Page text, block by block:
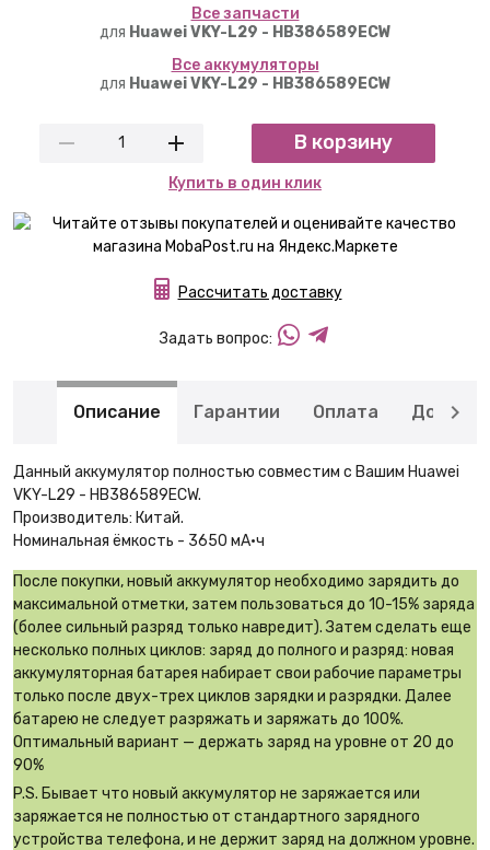
Вcе запчасти
для Huawei VKY-L29 - HB386589ECW
Вcе аккумуляторы
для Huawei VKY-L29 - HB386589ECW
В корзину
Купить в один клик
Рассчитать доставку
Задать вопрос:
Описание Гарантии Оплата
Данный аккумулятор полностью совместим с Вашим Huawei
VKY-L29 - HB386589ECW.
Производитель: Китай.
Номинальная ёмкость - 3650 мА·ч
После покупки, новый аккумулятор необходимо зарядить до
максимальной отметки, затем пользоваться до 10-15% заряда
(более сильный разряд только навредит). Затем сделать еще
несколько полных циклов: заряд до полного и разряд: новая
аккумуляторная батарея набирает свои рабочие параметры
только после двух-трех циклов зарядки и разрядки. Далее
батарею не следует разряжать и заряжать до 100%.
Оптимальный вариант — держать заряд на уровне от 20 до
90%
P.S. Бывает что новый аккумулятор не заряжается или
заряжается не полностью от стандартного зарядного
устройства телефона, и не держит заряд на должном уровне.